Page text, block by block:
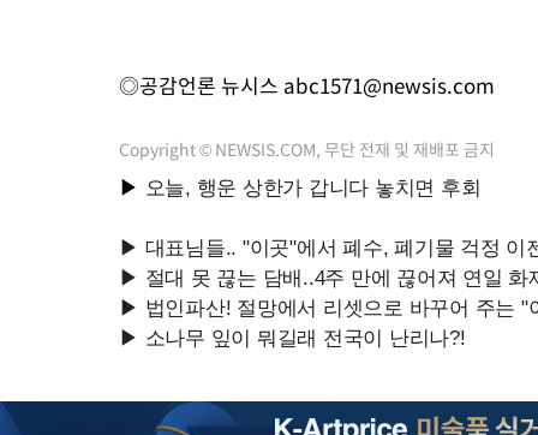
◎공감언론 뉴시스 abc1571@newsis.com
Copyright © NEWSIS.COM, 무단 전재 및 재배포 금지